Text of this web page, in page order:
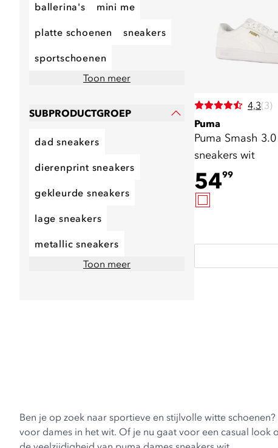
ballerina's mini me
platte schoenen sneakers
sportschoenen
Toon meer
SUBPRODUCTGROEP
dad sneakers
dierenprint sneakers
gekleurde sneakers
lage sneakers
metallic sneakers
Toon meer
4,3(3)
Puma
Puma Smash
sneakers wit
5499
Ben je op zoek naar sportieve en stijlvolle witte
voor dames in het wit. Of je nu gaat voor een casual